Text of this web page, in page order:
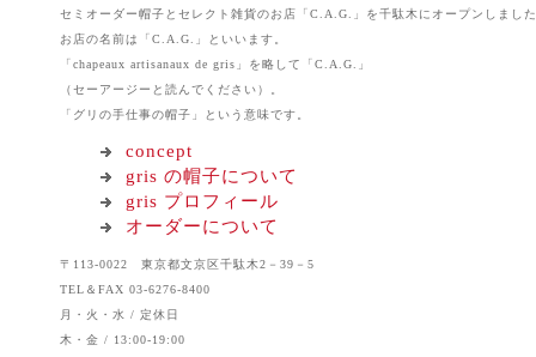
セミオーダー帽子とセレクト雑貨のお店「C.A.G.」を千駄木にオープンしまし
お店の名前は「C.A.G.」といいます。
「chapeaux artisanaux de gris」を略して「C.A.G.」
（セーアージーと読んでください）。
「グリの手仕事の帽子」という意味です。
concept
gris の帽子について
gris プロフィール
オーダーについて
〒113-0022 東京都文京区千駄木2－39－5
TEL＆FAX 03-6276-8400
月・火・水 / 定休日
木・金 / 13:00-19:00